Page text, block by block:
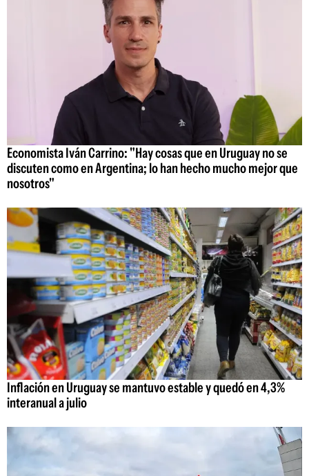
Economista Iván Carrino: "Hay cosas que en Uruguay no se
discuten como en Argentina; lo han hecho mucho mejor que
nosotros"
Inflación en Uruguay se mantuvo estable y quedó en 4,3%
interanual a julio